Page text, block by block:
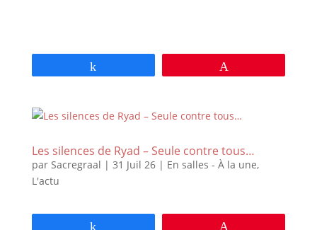
Les silences de Ryad – Seule contre tous…
par Sacregraal | 31 Juil 26| En salles - À la une,
L'actu